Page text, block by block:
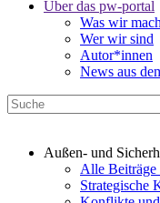
Über das pw-portal
Was wir
Wer wir sind
Autor*innen
News aus
Außen- und
Alle
Strategische